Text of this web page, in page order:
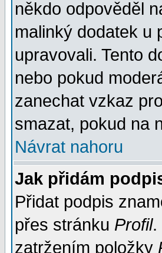
někdo odpověděl
malinký dodatek u
upravovali. Tento
nebo pokud
zanechat vzkaz
smazat, pokud na
Návrat nahoru
Jak přidám
Přidat podpis
přes stránku Profil.
zatržením položky